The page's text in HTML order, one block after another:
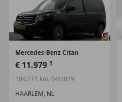
Mercedes-Benz Citan
€ 11.979 1
109.171 km, 04/2019
HAARLEM, NL